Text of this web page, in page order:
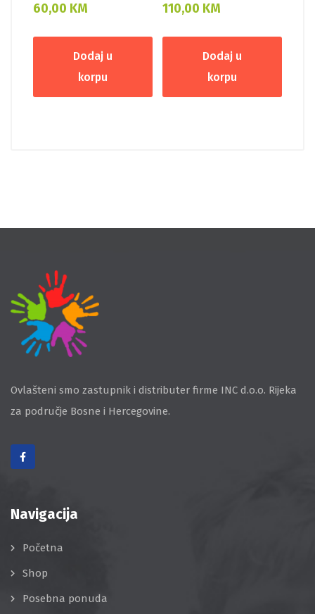
60,00 KM
Dodaj u
korpu
110,00 KM
Dodaj u
korpu
Ovlašteni smo zastupnik i distributer firme INC d.o.o. Rijeka
za područje Bosne i Hercegovine.
Navigacija
Početna
Shop
Posebna ponuda